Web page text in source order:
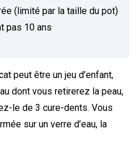
(limité par la taille du pot)
pas 10 ans
peut être un jeu d’enfant,
dont vous retirerez la peau,
le de 3 cure-dents. Vous
sur un verre d’eau, la